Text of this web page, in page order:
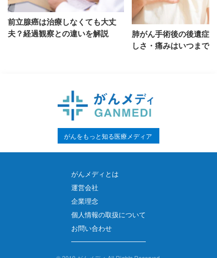
前立腺癌は治療しなくても大丈
夫？経過観察との違いを解説
肺がん手術後の後遺症
しさ・痛みはいつまで
がんをもっと知る医療メディア
がんメディとは
運営会社
企業理念
個人情報の取扱について
お問い合わせ